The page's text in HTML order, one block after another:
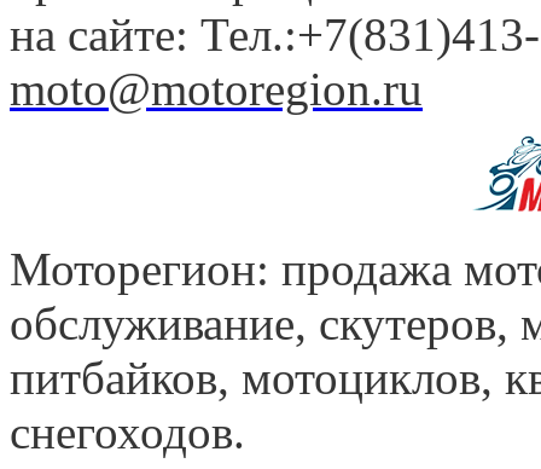
на сайте:
moto@motoregion.ru
Моторегион: продажа
обслуживание, скутеров,
питбайков, мотоциклов,
снегоходов.